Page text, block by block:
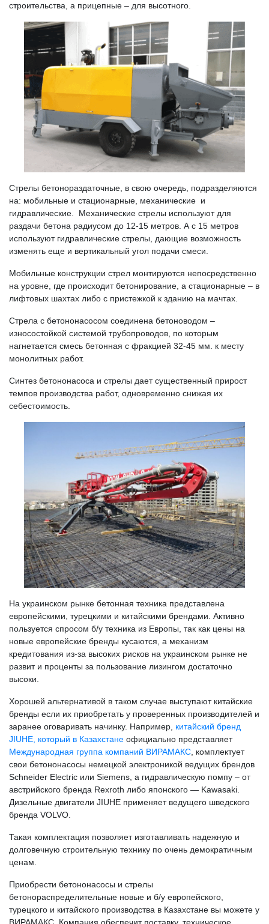
строительства, а прицепные – для высотного.
Стрелы бетонораздаточные, в свою очередь, подразделяются
на: мобильные и стационарные, механические и
гидравлические. Механические стрелы используют для
раздачи бетона радиусом до 12-15 метров. А с 15 метров
используют гидравлические стрелы, дающие возможность
изменять еще и вертикальный угол подачи смеси.
Мобильные конструкции стрел монтируются непосредственно
на уровне, где происходит бетонирование, а стационарные – в
лифтовых шахтах либо с пристежкой к зданию на мачтах.
Стрела с бетононасосом соединена бетоноводом –
износостойкой системой трубопроводов, по которым
нагнетается смесь бетонная с фракцией 32-45 мм. к месту
монолитных работ.
Синтез бетононасоса и стрелы дает существенный прирост
темпов производства работ, одновременно снижая их
себестоимость.
На украинском рынке бетонная техника представлена
европейскими, турецкими и китайскими брендами. Активно
пользуется спросом б/у техника из Европы, так как цены на
новые европейские бренды кусаются, а механизм
кредитования из-за высоких рисков на украинском рынке не
развит и проценты за пользование лизингом достаточно
высоки.
Хорошей альтернативой в таком случае выступают китайские
бренды если их приобретать у проверенных производителей и
заранее оговаривать начинку. Например, китайский бренд
JIUHE, который в Казахстане официально представляет
Международная группа компаний ВИРАМАКС , комплектует
свои бетононасосы немецкой электроникой ведущих брендов
Schneider Electric или Siemens, а гидравлическую помпу – от
австрийского бренда Rexroth либо японского — Kawasaki.
Дизельные двигатели JIUHE применяет ведущего шведского
бренда VOLVO.
Такая комплектация позволяет изготавливать надежную и
долговечную строительную технику по очень демократичным
ценам.
Приобрести бетононасосы и стрелы
бетонораспределительные новые и б/у европейского,
турецкого и китайского производства в Казахстане вы можете у